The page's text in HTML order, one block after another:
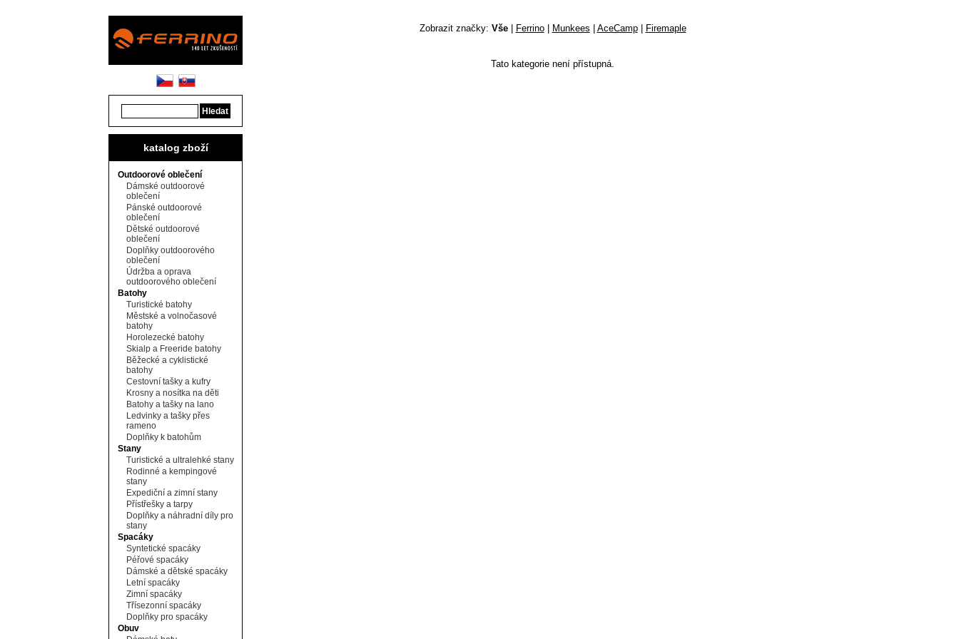
katalog zboží
Outdoorové oblečení
Dámské outdoorové
oblečení
Pánské outdoorové
oblečení
Dětské outdoorové
oblečení
Doplňky outdoorového
oblečení
Údržba a oprava
outdoorového oblečení
Batohy
Turistické batohy
Městské a volnočasové
batohy
Horolezecké batohy
Skialp a Freeride batohy
Běžecké a cyklistické
batohy
Cestovní tašky a kufry
Krosny a nosítka na děti
Batohy a tašky na lano
Ledvinky a tašky přes
rameno
Doplňky k batohům
Stany
Turistické a ultralehké stany
Rodinné a kempingové
stany
Expediční a zimní stany
Přístřešky a tarpy
Doplňky a náhradní díly pro
stany
Spacáky
Syntetické spacáky
Péřové spacáky
Dámské a dětské spacáky
Letní spacáky
Zimní spacáky
Třísezonní spacáky
Doplňky pro spacáky
Obuv
Zobrazit značky: Vše| Ferrino| Munkees AceCamp| Firemaple
Tato kategorie není přístupná.